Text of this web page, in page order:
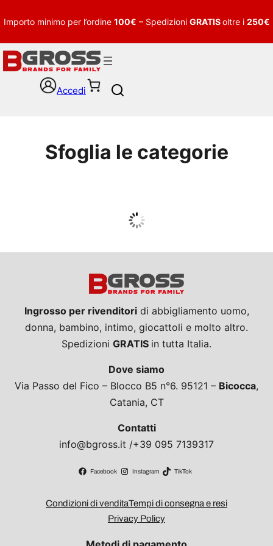
Importo minimo per l’ordine 100€ – Spedizioni GRATISoltre i 250€
Accedi
h
Sfoglia le categorie
Guarda tutto
Ingrosso per rivenditoridi abbigliamento uomo,
donna, bambino, intimo, giocattoli e molto altro.
Spedizioni GRATIS in tutta Italia.
Dove siamo
Via Passo del Fico – Blocco B5 n°6. 95121 – Bicocca,
Catania, CT
Contatti
info@bgross.it /+39 095 7139317
Facebook Instagram TikTok
Condizioni di venditaTempi di consegna e resi
Privacy Policy